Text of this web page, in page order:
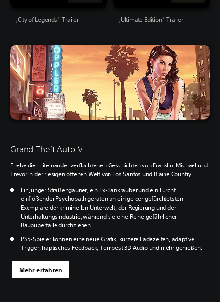
„City of Legends“-Trailer „Ultimate Edition“-Trailer
Grand Theft Auto V
Erlebe die miteinander verflochtenen Geschichten von Franklin, Michael und
Trevor in der riesigen offenen Welt von Los Santos und Blaine Country.
Ein junger Straßengauner, ein Ex-Bankräuber und ein Furcht
einflößender Psychopath geraten an einige der gefürchtetsten
Exemplare der kriminellen Unterwelt, der Regierung und der
Unterhaltungsindustrie, während sie eine Reihe gefährlicher
Raubüberfälle durchziehen.
PS5-Spieler können eine neue Grafik, kürzere Ladezeiten, adaptive
Trigger, haptisches Feedback, Tempest 3D Audio und mehr genießen.
Mehr erfahren